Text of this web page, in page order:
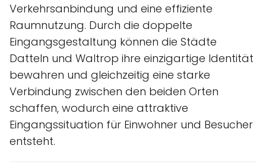
Verkehrsanbindung und eine effiziente
Raumnutzung. Durch die doppelte
Eingangsgestaltung können die Städte
Datteln und Waltrop ihre einzigartige Identität
bewahren und gleichzeitig eine starke
Verbindung zwischen den beiden Orten
schaffen, wodurch eine attraktive
Eingangssituation für Einwohner und Besucher
entsteht.